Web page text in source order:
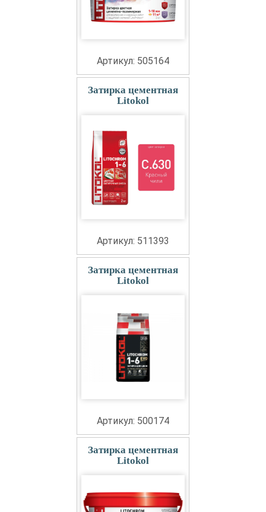
Артикул: 505164
Затирка цементная
Litokol
Артикул: 511393
Затирка цементная
Litokol
Артикул: 500174
Затирка цементная
Litokol